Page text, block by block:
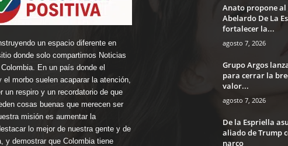
un espacio diferente en
donde solo compartimos Noticias
En un país donde el
el morbo suelen acaparar la atención,
un respiro y un recordatorio de que
cosas buenas que merecen ser
misión es aumentar la
lo mejor de nuestra gente y de
y demostrar que Colombia tiene
Anato propone al
Abelardo De La
fortalecer la...
agosto 7, 2026
Grupo Argos
para cerrar la
valor...
agosto 7, 2026
De la Espriella
aliado de Trump
narco